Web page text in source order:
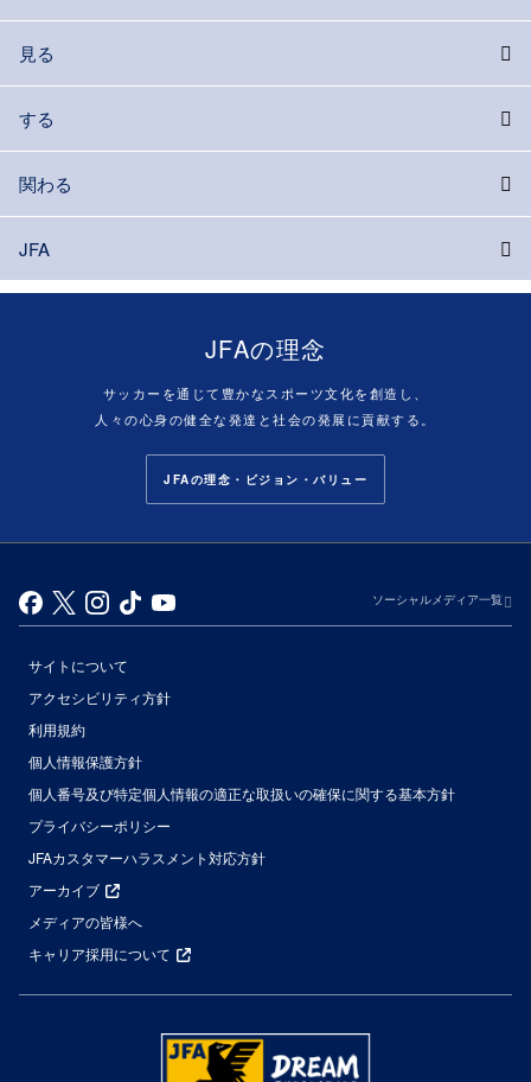
見る
する
関わる
JFA
JFAの理念
サッカーを通じて豊かなスポーツ文化を創造し、
人々の心身の健全な発達と社会の発展に貢献する。
JFAの理念・ビジョン・バリュー
ソーシャルメディア一覧
サイトについて
アクセシビリティ方針
利用規約
個人情報保護方針
個人番号及び特定個人情報の適正な取扱いの確保に関する基本方針
プライバシーポリシー
JFAカスタマーハラスメント対応方針
アーカイブ
メディアの皆様へ
キャリア採用について